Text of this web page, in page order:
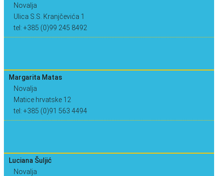
Novalja
Ulica S.S. Kranjčevića 1
tel: +385 (0)99 245 8492
Margarita Matas
Novalja
Matice hrvatske 12
tel: +385 (0)91 563 4494
Luciana Šuljić
Novalja